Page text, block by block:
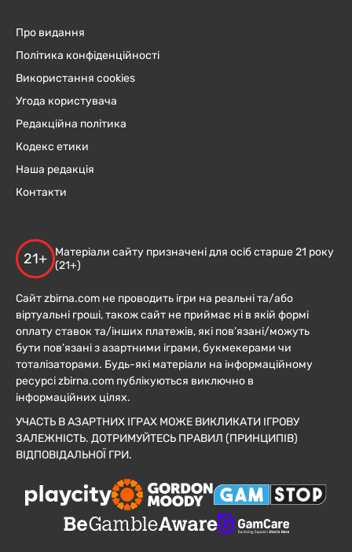
Про видання
Політика конфіденційності
Використання cookies
Угода користувача
Редакційна політика
Кодекс етики
Наша редакція
Контакти
21+
Матеріали сайту призначені для осіб старше 21 року
(21+)
Сайт zbirna.com не проводить ігри на реальні та/або
віртуальні гроші, також сайт не приймає ні в якій формі
оплату ставок та/інших платежів, які пов’язані/можуть
бути пов’язані з азартними іграми, букмекерами чи
тоталізаторами. Будь-які матеріали на інформаційному
ресурсі zbirna.com публікуються виключно в
інформаційних цілях.
УЧАСТЬ В АЗАРТНИХ ІГРАХ МОЖЕ ВИКЛИКАТИ ІГРОВУ
ЗАЛЕЖНІСТЬ. ДОТРИМУЙТЕСЬ ПРАВИЛ (ПРИНЦИПІВ)
ВІДПОВІДАЛЬНОЇ ГРИ.